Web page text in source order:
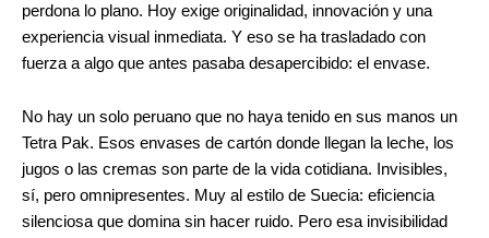
perdona lo plano. Hoy exige originalidad, innovación y una
experiencia visual inmediata. Y eso se ha trasladado con
fuerza a algo que antes pasaba desapercibido: el envase.
No hay un solo peruano que no haya tenido en sus manos un
Tetra Pak. Esos envases de cartón donde llegan la leche, los
jugos o las cremas son parte de la vida cotidiana. Invisibles,
sí, pero omnipresentes. Muy al estilo de Suecia: eficiencia
silenciosa que domina sin hacer ruido. Pero esa invisibilidad